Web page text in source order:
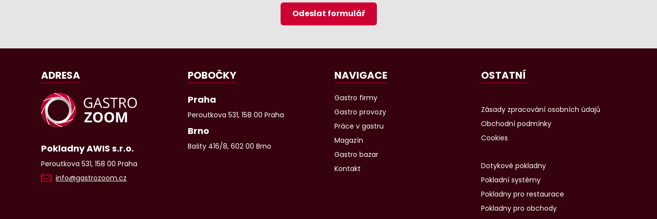
Odeslat formulář
ADRESA
Pokladny AWIS s.r.o.
Peroutkova 531, 158 00 Praha
info@gastrozoom.cz
POBOČKY
Praha
Peroutkova 531, 158 00 Praha
Brno
Bašty 416/8, 602 00 Brno
NAVIGACE
Gastro firmy
Gastro provozy
Práce v gastru
Magazín
Gastro bazar
Kontakt
OSTATNÍ
Zásady zpracování osobních údajů
Obchodní podmínky
Cookies
Dotykové pokladny
Pokladní systémy
Pokladny pro restaurace
Pokladny pro obchody